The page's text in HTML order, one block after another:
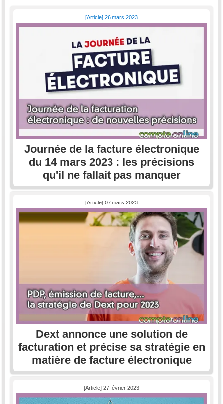
[Article] 26 mars 2023
Journée de la facture électronique
du 14 mars 2023 : les précisions
qu'il ne fallait pas manquer
[Article] 07 mars 2023
Dext annonce une solution de
facturation et précise sa stratégie en
matière de facture électronique
[Article] 27 février 2023